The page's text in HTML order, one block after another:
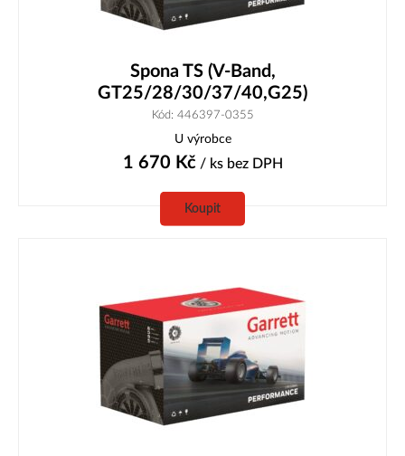
Spona TS (V-Band,
GT25/28/30/37/40,G25)
Kód: 446397-0355
U výrobce
1 670 Kč/ ks bez DPH
Koupit